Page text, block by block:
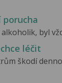
byl
léčit
škodí